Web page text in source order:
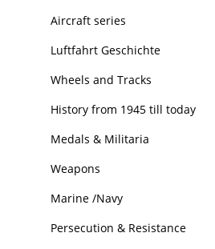
Aircraft series
Luftfahrt Geschichte
Wheels and Tracks
History from 1945 till today
Medals & Militaria
Weapons
Marine /Navy
Persecution & Resistance